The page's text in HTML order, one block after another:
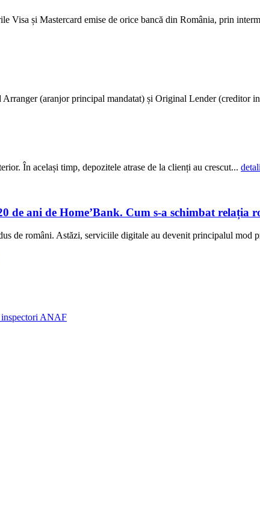
Visa și Mastercard emise de orice bancă din România, prin
(aranjor principal mandatat) și Original Lender (creditor
În același timp, depozitele atrase de la clienți au crescut...
ani de Home’Bank. Cum s-a schimbat relația
de români. Astăzi, serviciile digitale au devenit principalul mod
inspectori ANAF